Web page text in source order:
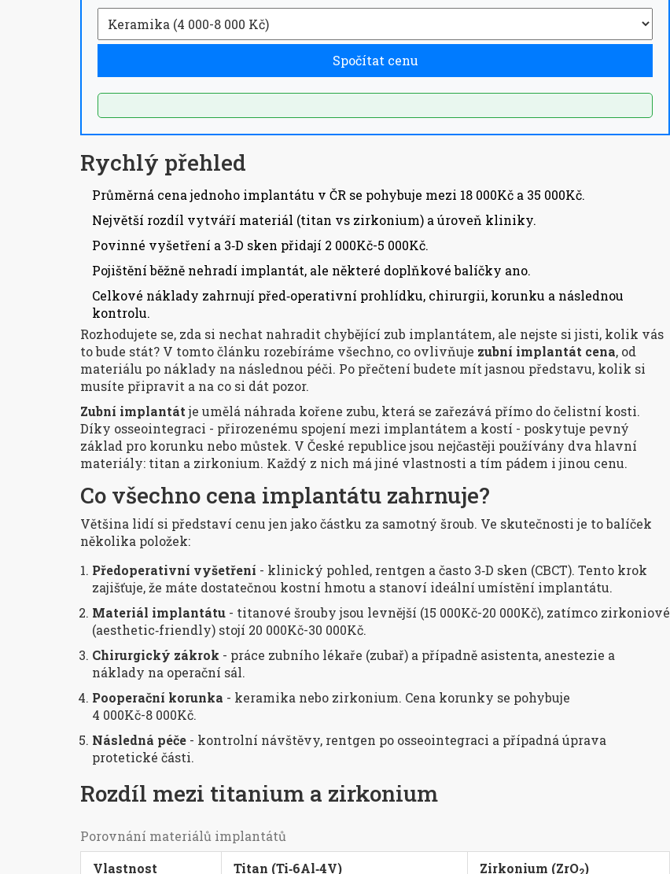
Spočítat cenu
Rychlý přehled
Průměrná cena jednoho implantátu v ČR se pohybuje mezi 18 000Kč a 35 000Kč.
Největší rozdíl vytváří materiál (titan vs zirkonium) a úroveň kliniky.
Povinné vyšetření a 3‑D sken přidají 2 000Kč-5 000Kč.
Pojištění běžně nehradí implantát, ale některé doplňkové balíčky ano.
Celkové náklady zahrnují před‑operativní prohlídku, chirurgii, korunku a následnou
kontrolu.
Rozhodujete se, zda si nechat nahradit chybějící zub implantátem, ale nejste si jisti, kolik vás
to bude stát? V tomto článku rozebíráme všechno, co ovlivňuje zubní implantát cena, od
materiálu po náklady na následnou péči. Po přečtení budete mít jasnou představu, kolik si
musíte připravit a na co si dát pozor.
Zubní implantátje umělá náhrada kořene zubu, která se zařezává přímo do čelistní kosti.
Díky osseointegraci - přirozenému spojení mezi implantátem a kostí - poskytuje pevný
základ pro korunku nebo můstek. V České republice jsou nejčastěji používány dva hlavní
materiály: titan a zirkonium. Každý z nich má jiné vlastnosti a tím pádem i jinou cenu.
Co všechno cena implantátu zahrnuje?
Většina lidí si představí cenu jen jako částku za samotný šroub. Ve skutečnosti je to balíček
několika položek:
Předoperativní vyšetření - klinický pohled, rentgen a často 3‑D sken (CBCT). Tento krok
zajišťuje, že máte dostatečnou kostní hmotu a stanoví ideální umístění implantátu.
Materiál implantátu - titanové šrouby jsou levnější (15 000Kč-20 000Kč), zatímco zirkoniové
(aesthetic‑friendly) stojí 20 000Kč-30 000Kč.
Chirurgický zákrok - práce zubního lékaře (zubař) a případně asistenta, anestezie a
náklady na operační sál.
Pooperační korunka - keramika nebo zirkonium. Cena korunky se pohybuje
4 000Kč-8 000Kč.
Následná péče - kontrolní návštěvy, rentgen po osseointegraci a případná úprava
protetické části.
Rozdíl mezi titanium a zirkonium
Porovnání materiálů implantátů
Vlastnost
Titan (Ti‑6Al‑4V) Zirkonium (ZrO )